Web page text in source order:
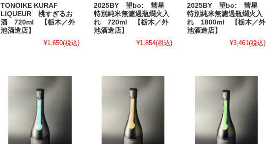
TONOIKE KURAF
LIQUEUR 桃すぎるお
酒 720ml 【栃木／外
池酒造店】
¥1,650(税込)
2025BY 望bo: 彗星
特別純米無濾過瓶燗火入
れ 720ml 【栃木／外
池酒造店】
¥1,854(税込)
2025BY 望bo: 彗星
特別純米無濾過瓶燗火入
れ 1800ml 【栃木／外
池酒造店】
¥3,461(税込)